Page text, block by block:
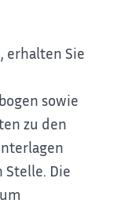
erhalten Sie
sowie
zu den
Stelle. Die